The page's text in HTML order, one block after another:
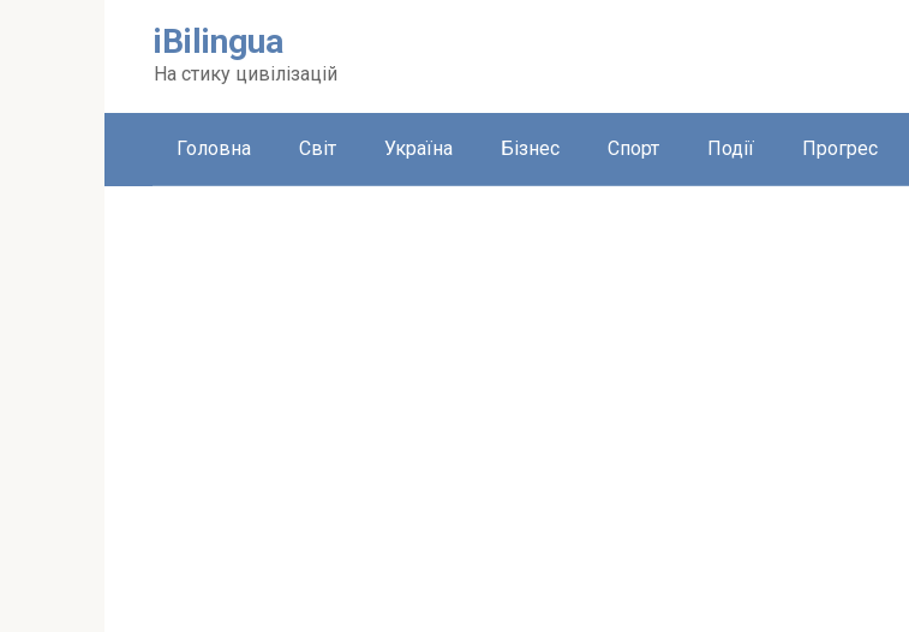
iBilingua
На стику цивілізацій
Головна Світ Україна Бізнес Спорт Події Прогрес